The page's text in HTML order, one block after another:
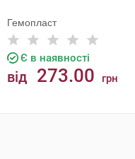
Гемопласт
Є в наявності
від 273.00 грн